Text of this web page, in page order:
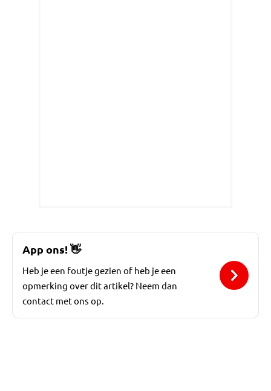
App ons!👋
Heb je een foutje gezien of heb je een
opmerking over dit artikel? Neem dan
contact met ons op.